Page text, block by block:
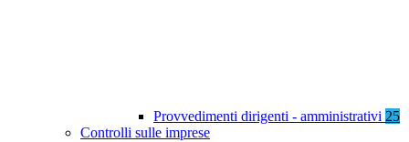
Provvedimenti dirigenti - amministrativi 25
Controlli sulle imprese